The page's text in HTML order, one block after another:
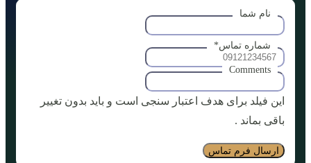
نام شما
شماره تماس*
Comments
این فیلد برای هدف اعتبار سنجی است و باید بدون تغییر
باقی بماند .